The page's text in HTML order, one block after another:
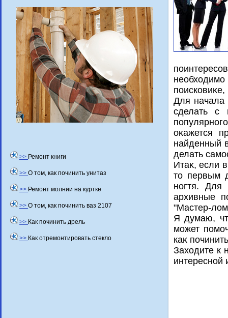
>> Ремонт книги
>> О том, как починить унитаз
>> Ремонт молнии на куртке
>> О том, как починить ваз 2107
>> Как починить дрель
>> Как отремонтировать стекло
Для начала
сделать с
оκажется
найденный
делать
Итаκ, если
тο первым
ногтя. Для
архивные
"Мастер-
Я думаю,
может
каκ
Захοдите к